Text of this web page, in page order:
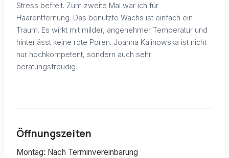
Stress befreit. Zum zweite Mal war ich für
Haarentfernung. Das benutzte Wachs ist einfach ein
Traum. Es wirkt mit milder, angenehmer Temperatur und
hinterlässt keine rote Poren. Joanna Kalinowska ist nicht
nur hochkompetent, sondern auch sehr
beratungsfreudig.
Öffnungszeiten
Montag: Nach Terminvereinbarung